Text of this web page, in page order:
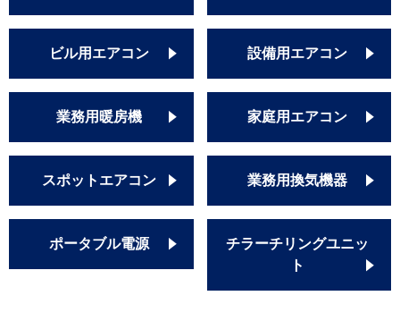
ビル用エアコン 設備用エアコン
業務用暖房機 家庭用エアコン
スポットエアコン 業務用換気機器
ポータブル電源
チラーチリングユニッ
ト